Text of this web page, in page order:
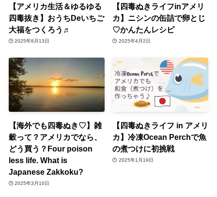
【アメリカ生活＆ゆるゆる
四毒抜き】おうちDeいちご
大福をつくろう♬
2025年8月13日
【四毒ぬきライフinアメリ
カ】ニシンの缶詰で卵とじ
♡かんたんレシピ
2025年4月2日
【海外でも四毒ぬき♡】雑
穀って？アメリカでなら、
どう買う？Four poison
less life. What is
Japanese Zakkoku?
2025年3月10日
【四毒ぬきライフ in アメリ
カ】冷凍Ocean Perchで魚
の煮つけに初挑戦
2025年1月19日